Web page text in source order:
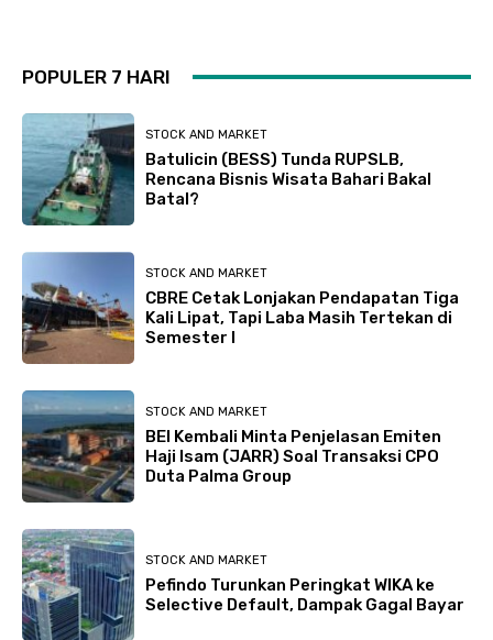
POPULER 7 HARI
STOCK AND MARKET
Batulicin (BESS) Tunda RUPSLB,
Rencana Bisnis Wisata Bahari Bakal
Batal?
STOCK AND MARKET
CBRE Cetak Lonjakan Pendapatan Tiga
Kali Lipat, Tapi Laba Masih Tertekan di
Semester I
STOCK AND MARKET
BEI Kembali Minta Penjelasan Emiten
Haji Isam (JARR) Soal Transaksi CPO
Duta Palma Group
STOCK AND MARKET
Pefindo Turunkan Peringkat WIKA ke
Selective Default, Dampak Gagal Bayar